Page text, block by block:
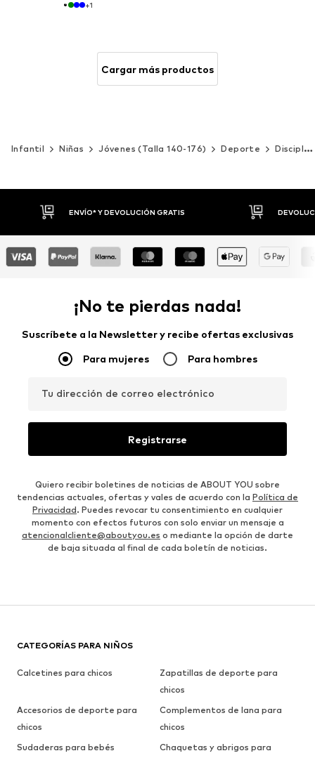
+1
Cargar más productos
Infantil Niñas Jóvenes (Talla 140-176) Deporte Disciplinas deportivas
DEVOLUCIONES HASTA 30 DÍAS
¡No te pierdas nada!
Suscríbete a la Newsletter y recibe ofertas exclusivas
Para mujeres Para hombres
Tu dirección de correo electrónico
Registrarse
Quiero recibir boletines de noticias de ABOUT YOU sobre
tendencias actuales, ofertas y vales de acuerdo con la Política de
Privacidad. Puedes revocar tu consentimiento en cualquier
momento con efectos futuros con solo enviar un mensaje a
atencionalcliente@aboutyou.es o mediante la opción de darte
de baja situada al final de cada boletín de noticias.
CATEGORÍAS PARA NIÑOS
Calcetines para chicos
Zapatillas de deporte para
chicos
Accesorios de deporte para
chicos
Complementos de lana para
chicos
Sudaderas para bebés
Chaquetas y abrigos para